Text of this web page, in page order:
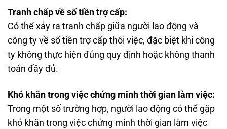
Tranh chấp về số tiền trợ cấp:
Có thể xảy ra tranh chấp giữa người lao động và
công ty về số tiền trợ cấp thôi việc, đặc biệt khi công
ty không thực hiện đúng quy định hoặc không thanh
toán đầy đủ.
Khó khăn trong việc chứng minh thời gian làm việc:
Trong một số trường hợp, người lao động có thể gặp
khó khăn trong việc chứng minh thời gian làm việc